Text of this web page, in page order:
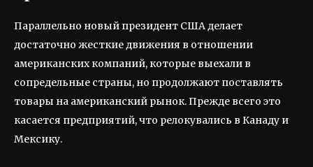
Параллельно новый президент США делает
достаточно жесткие движения в отношении
американских компаний, которые выехали в
сопредельные страны, но продолжают поставлять
товары на американский рынок. Прежде всего это
касается предприятий, что релокувались в Канаду и
Мексику.